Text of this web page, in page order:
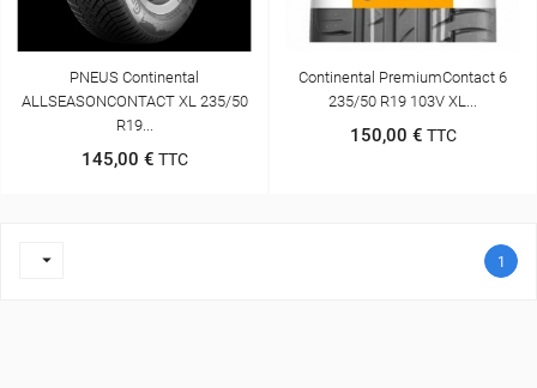
PNEUS Continental
ALLSEASONCONTACT XL 235/50
R19...
145,00 € TTC
Continental PremiumContact 6
235/50 R19 103V XL...
150,00 € TTC
 1